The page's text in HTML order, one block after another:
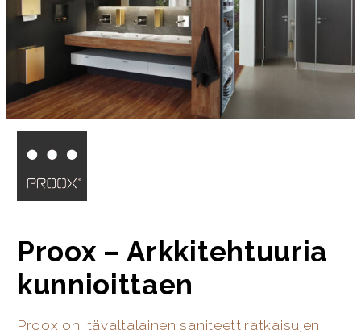
Proox – Arkkitehtuuria
kunnioittaen
Proox on itävaltalainen saniteettiratkaisujen